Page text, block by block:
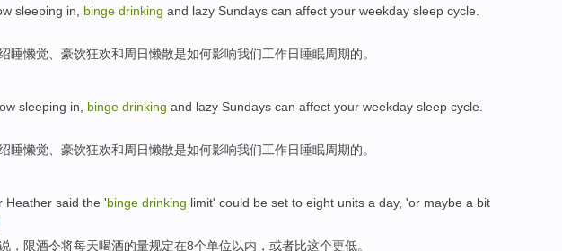
sleeping in, binge drinking and lazy Sundays can affect your weekday sleep cycle
睡懒觉、 豪饮狂欢和周日懒散是如何影响我们工作日睡眠周期的。
sleeping in, binge drinking and lazy Sundays can affect your weekday sleep cycle
睡懒觉、 豪饮狂欢和周日懒散是如何影响我们工作日睡眠周期的。
Heather said the 'binge drinking limit' could be set to eight units a day, 'or maybe a bit
， 限酒令将每天喝酒的量规定在8个单位以内， 或者比这个更低。